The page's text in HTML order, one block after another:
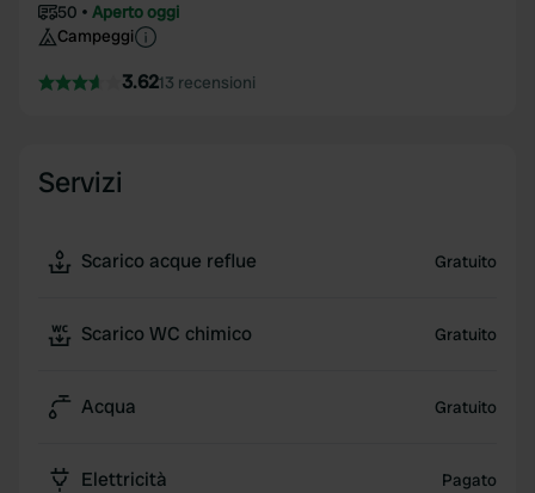
50
Aperto oggi
Campeggi
3.6213 recensioni
Servizi
Scarico acque reflue Gratuito
Scarico WC chimico Gratuito
Acqua Gratuito
Elettricità Pagato